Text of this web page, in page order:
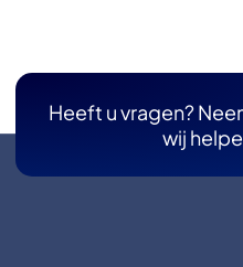
Heeft u vragen?
wij